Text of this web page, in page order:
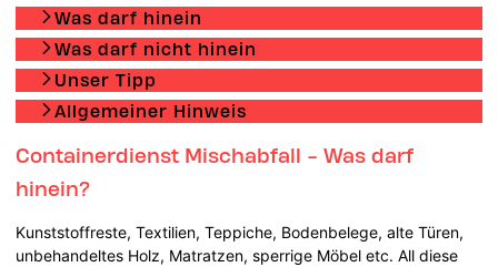
Was darf hinein
Was darf nicht hinein
Unser Tipp
Allgemeiner Hinweis
Containerdienst Mischabfall - Was darf
hinein?
Kunststoffreste, Textilien, Teppiche, Bodenbelege, alte Türen,
unbehandeltes Holz, Matratzen, sperrige Möbel etc. All diese